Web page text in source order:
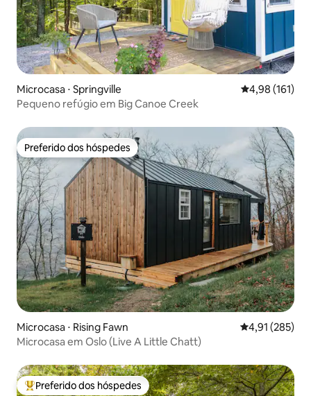
Microcasa ⋅ Springville 4,98 de uma
4,98 (161)
Pequeno refúgio em Big Canoe Creek
Preferido dos hóspedes
Preferido dos hóspedes
Microcasa ⋅ Rising Fawn 4,91 de uma
4,91 (285)
Microcasa em Oslo (Live A Little Chatt)
Entre os melhores preferidos dos hóspedes
Preferido dos hóspedes